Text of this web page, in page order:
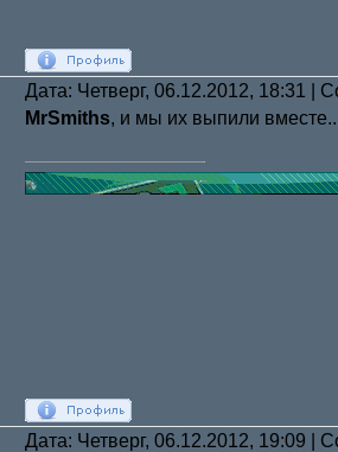
Дата: Четверг, 06.12.2012, 18:31 |
MrSmiths, и мы их выпили
Дата: Четверг, 06.12.2012, 19:09 |